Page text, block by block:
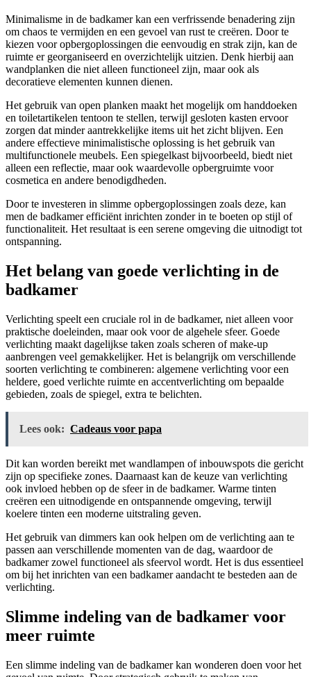
Minimalisme in de badkamer kan een verfrissende benadering zijn
om chaos te vermijden en een gevoel van rust te creëren. Door te
kiezen voor opbergoplossingen die eenvoudig en strak zijn, kan de
ruimte er georganiseerd en overzichtelijk uitzien. Denk hierbij aan
wandplanken die niet alleen functioneel zijn, maar ook als
decoratieve elementen kunnen dienen.
Het gebruik van open planken maakt het mogelijk om handdoeken
en toiletartikelen tentoon te stellen, terwijl gesloten kasten ervoor
zorgen dat minder aantrekkelijke items uit het zicht blijven. Een
andere effectieve minimalistische oplossing is het gebruik van
multifunctionele meubels. Een spiegelkast bijvoorbeeld, biedt niet
alleen een reflectie, maar ook waardevolle opbergruimte voor
cosmetica en andere benodigdheden.
Door te investeren in slimme opbergoplossingen zoals deze, kan
men de badkamer efficiënt inrichten zonder in te boeten op stijl of
functionaliteit. Het resultaat is een serene omgeving die uitnodigt tot
ontspanning.
Het belang van goede verlichting in de
badkamer
Verlichting speelt een cruciale rol in de badkamer, niet alleen voor
praktische doeleinden, maar ook voor de algehele sfeer. Goede
verlichting maakt dagelijkse taken zoals scheren of make-up
aanbrengen veel gemakkelijker. Het is belangrijk om verschillende
soorten verlichting te combineren: algemene verlichting voor een
heldere, goed verlichte ruimte en accentverlichting om bepaalde
gebieden, zoals de spiegel, extra te belichten.
Lees ook: Cadeaus voor papa
Dit kan worden bereikt met wandlampen of inbouwspots die gericht
zijn op specifieke zones. Daarnaast kan de keuze van verlichting
ook invloed hebben op de sfeer in de badkamer. Warme tinten
creëren een uitnodigende en ontspannende omgeving, terwijl
koelere tinten een moderne uitstraling geven.
Het gebruik van dimmers kan ook helpen om de verlichting aan te
passen aan verschillende momenten van de dag, waardoor de
badkamer zowel functioneel als sfeervol wordt. Het is dus essentieel
om bij het inrichten van een badkamer aandacht te besteden aan de
verlichting.
Slimme indeling van de badkamer voor
meer ruimte
Een slimme indeling van de badkamer kan wonderen doen voor het